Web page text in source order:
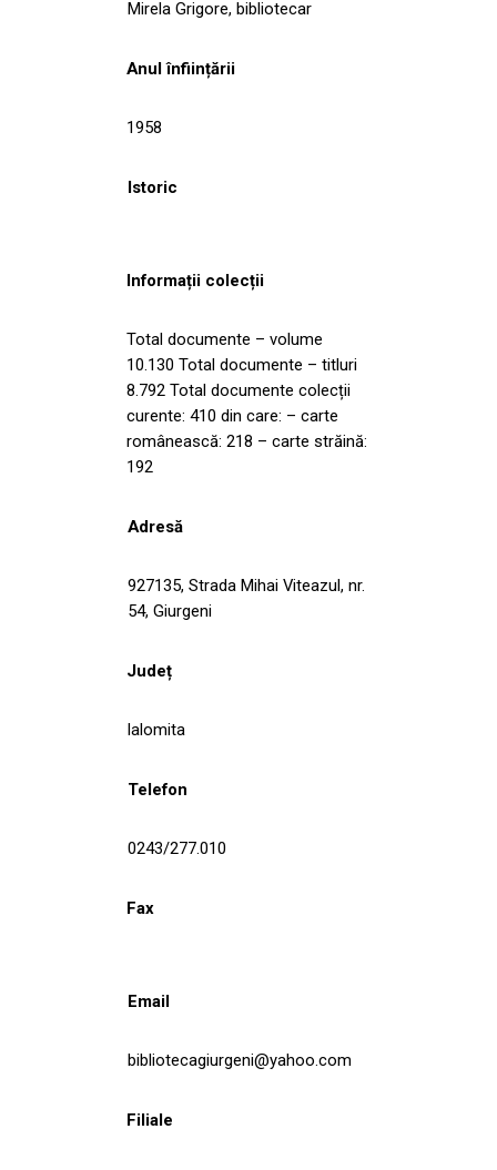
Mirela Grigore, bibliotecar
Anul înființării
1958
Istoric
Informații colecții
Total documente – volume
10.130 Total documente – titluri
8.792 Total documente colecții
curente: 410 din care: – carte
românească: 218 – carte străină:
192
Adresă
927135, Strada Mihai Viteazul, nr.
54, Giurgeni
Județ
Ialomita
Telefon
0243/277.010
Fax
Email
bibliotecagiurgeni@yahoo.com
Filiale